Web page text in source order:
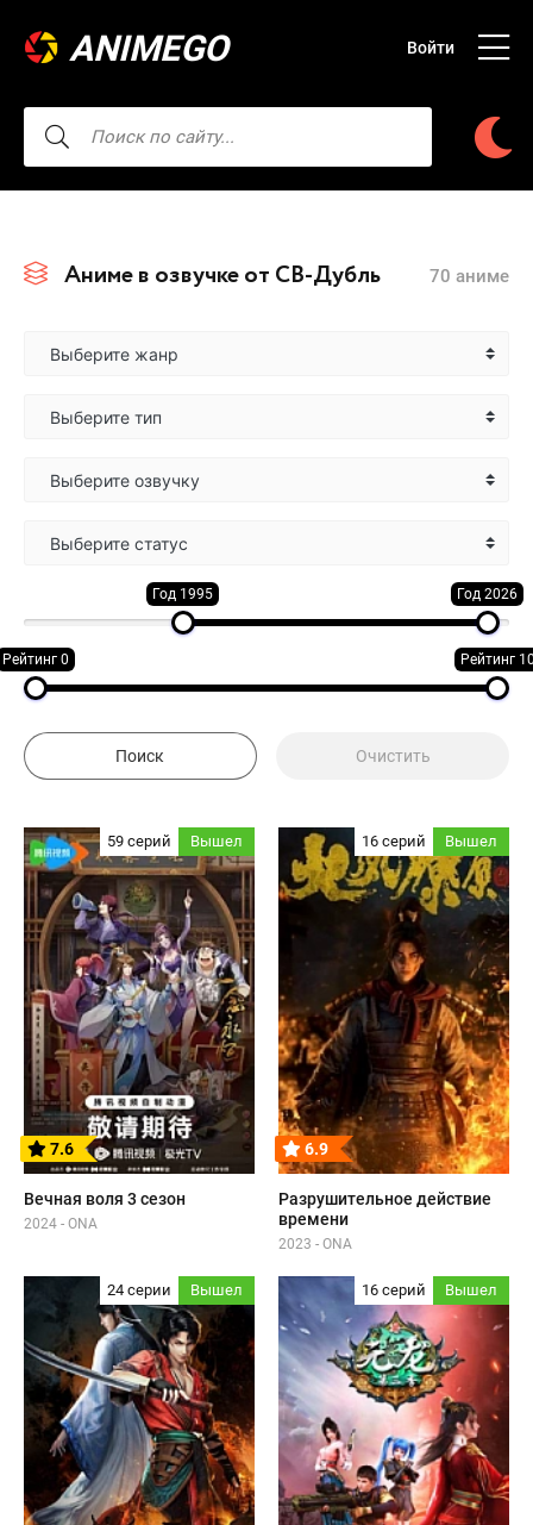
ANIMEGO Войти
Аниме в озвучке от СВ-Дубль 70 аниме
Выберите жанр
Выберите тип
Выберите озвучку
Выберите статус
Год 1995 Год 2026
Рейтинг 0 Рейтинг
59 серий Вышел
7.6
Вечная воля 3 сезон
2024 - ONA
16 серий Вышел
6.9
Разрушительное действие
времени
2023 - ONA
24 серии Вышел 16 серий Вышел